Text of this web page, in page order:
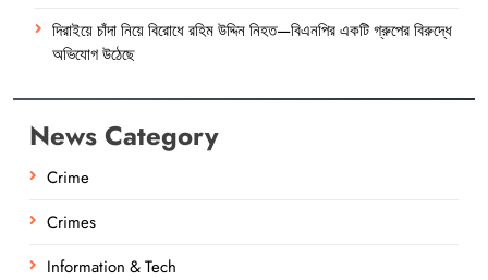
দিরাইয়ে চাঁদা নিয়ে বিরোধে রহিম উদ্দিন নিহত—বিএনপির একটি গ্রুপের বিরুদ্ধে
অভিযোগ উঠেছে
News Category
Crime
Crimes
Information & Tech